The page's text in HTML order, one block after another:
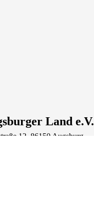
Land e.V.
12 , 86150 Augsburg